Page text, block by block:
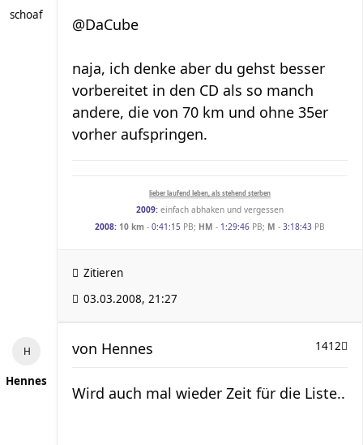
schoaf @DaCube
naja, ich denke aber du gehst besser
vorbereitet in den CD als so manch
andere, die von 70 km und ohne 35er
vorher aufspringen.
lieber laufend leben, als stehend sterben
2009: einfach abhaken und vergessen
2008: 10 km - 0:41:15 PB; HM - 1:29:46 PB; M - 3:18:43 PB
Zitieren
03.03.2008, 21:27
Hennes
1412
von Hennes
Wird auch mal wieder Zeit für die Liste..